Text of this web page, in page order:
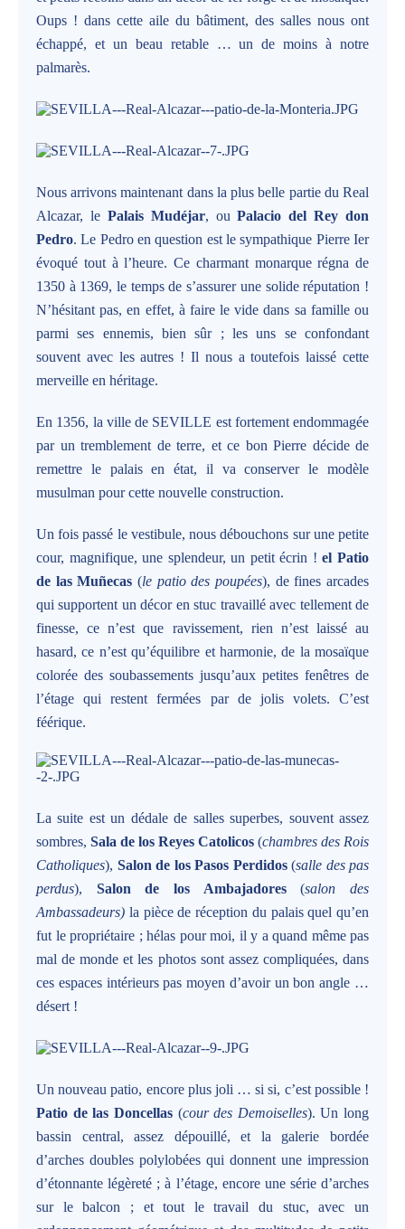
Oups ! dans cette aile du bâtiment, des salles nous ont
échappé, et un beau retable … un de moins à notre
palmarès.
Nous arrivons maintenant dans la plus belle partie du Real
Alcazar, le Palais Mudéjar, ouPalacio del Rey don
Pedro. Le Pedro en question est le sympathique Pierre Ier
évoqué tout à l’heure. Ce charmant monarque régna de
1350 à 1369, le temps de s’assurer une solide réputation !
N’hésitant pas, en effet, à faire le vide dans sa famille ou
parmi ses ennemis, bien sûr ; les uns se confondant
souvent avec les autres ! Il nous a toutefois laissé cette
merveille en héritage.
En 1356, la ville de SEVILLE est fortement endommagée
par un tremblement de terre, et ce bon Pierre décide de
remettre le palais en état, il va conserver le modèle
musulman pour cette nouvelle construction.
Un fois passé le vestibule, nous débouchons sur une petite
cour, magnifique, une splendeur, un petit écrin !el Patio
de las Muñecas (le patio des poupées), de fines arcades
qui supportent un décor en stuc travaillé avec tellement de
finesse, ce n’est que ravissement, rien n’est laissé au
hasard, ce n’est qu’équilibre et harmonie, de la mosaïque
colorée des soubassements jusqu’aux petites fenêtres de
l’étage qui restent fermées par de jolis volets. C’est
féérique.
La suite est un dédale de salles superbes, souvent assez
sombres, Sala de los Reyes Catolicos (chambres des Rois
Catholiques), Salon de los Pasos Perdidos(salle des pas
perdus), Salon de los Ambajadores(salon des
Ambassadeurs) la pièce de réception du palais quel qu’en
fut le propriétaire ; hélas pour moi, il y a quand même pas
mal de monde et les photos sont assez compliquées, dans
ces espaces intérieurs pas moyen d’avoir un bon angle …
désert !
Un nouveau patio, encore plus joli … si si, c’est possible !
Patio de las Doncellas(cour des Demoiselles). Un long
bassin central, assez dépouillé, et la galerie bordée
d’arches doubles polylobées qui donnent une impression
d’étonnante légèreté ; à l’étage, encore une série d’arches
sur le balcon ; et tout le travail du stuc, avec un